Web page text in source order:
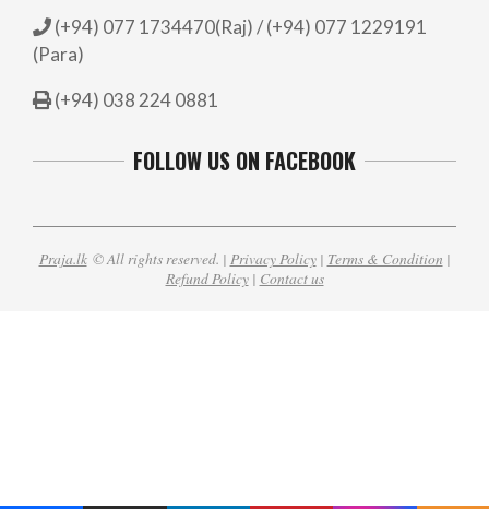
(+94) 077 1734470(Raj) / (+94) 077 1229191
(Para)
(+94) 038 224 0881
FOLLOW US ON FACEBOOK
Praja.lk© All rights reserved. | Privacy Policy| Terms & Condition |
Refund Policy| Contact us